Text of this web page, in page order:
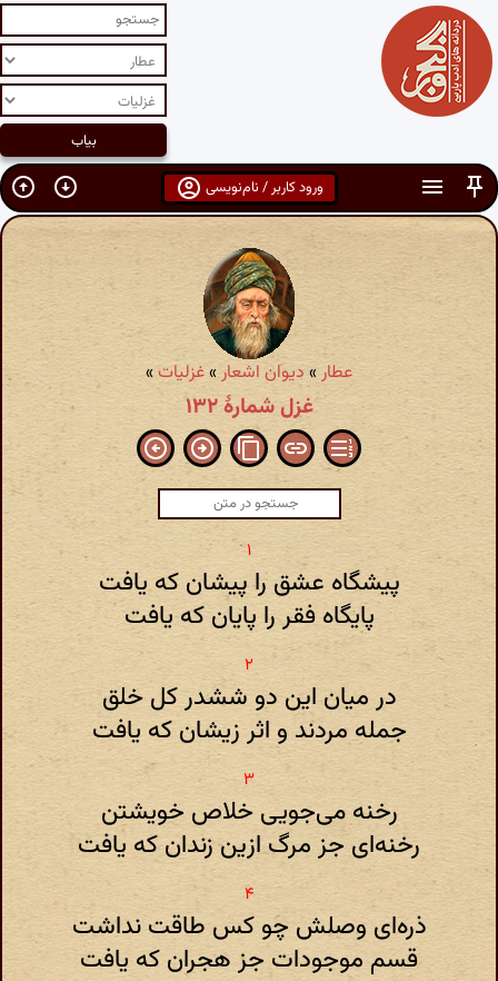
ورود کاربر / نام‌نویسی
عطار »دیوان اشعار»غزلیات»
غزل شمارهٔ ۱۳۲
پیشگاه عشق را پیشان که یافت
پایگاه فقر را پایان که یافت
در میان این دو ششدر کل خلق
جمله مردند و اثر زیشان که یافت
رخنه می‌جویی خلاص خویشتن
رخنه‌ای جز مرگ ازین زندان که یافت
ذره‌ای وصلش چو کس طاقت نداشت
قسم موجودات جز هجران که یافت